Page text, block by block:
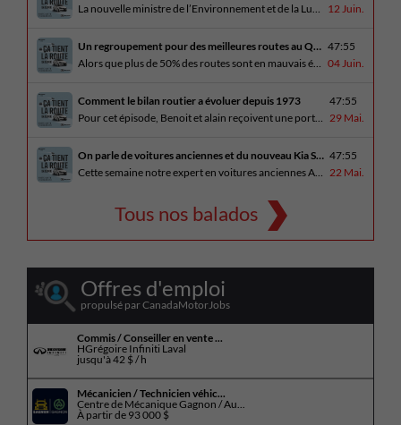
La nouvelle ministre de l’Environnement et de la Lutte contre les changements climatiques, Pascale Déry, doit confirmer que les VZE représenteront désormais 80% des ventes de véhicules neufs en 2035. Benoit et Alain en discutent avec Daniel Breton. Ils reçoivent également Bertrand Godin, qui parle d’Élégance Trois-Rivières. En essai routier Alain a roulé le Mitsubishi [...]
12 Juin.
Un regroupement pour des meilleures routes au Québec
Alors que plus de 50% des routes sont en mauvais état, le regroupement pour des meilleures routes au Québec voit le jour. Dans cet épisode, Benoit et Alain discutent avec Me Caroline Amireault, directrice générale de l’Association des constructeurs de routes et grands travaux du Québec. En essai routier Alain prend la route avec le [...]
47:55
04 Juin.
Comment le bilan routier a évoluer depuis 1973
Pour cet épisode, Benoit et alain reçoivent une porte parole de la SAAQ, Geneviève Côté, qui parle de l’actuelle campagne publicitaire au sujet du bilan routier et des gestes concrets pour diminuer les décès sur nos routes. On parle aussi au président de Lexus Canada, Martin Gilbert, de la nouvelle Lexus ES. En essai routier, [...]
47:55
29 Mai.
On parle de voitures anciennes et du nouveau Kia Seltos 2027
Cette semaine notre expert en voitures anciennes André Fitzback vient donner des trucs pour ne pas perdre ses enjoliveurs sur nos vieilles voitures. Benoit revient de la Corée du Sud et nous offre un essai exclusif du Kia Seltos 2027 qui arrive plus tard cet été et Alain a fait l’essai du Toyota Tundra hybride.
47:55
22 Mai.
Tous nos balados
Offres d'emploi
propulsé par CanadaMotorJobs
Commis / Conseiller en vente ...
HGrégoire Infiniti Laval
jusqu'à42 $ / h
Mécanicien / Technicien véhic...
Centre de Mécanique Gagnon / Au...
À partir de 93 000 $